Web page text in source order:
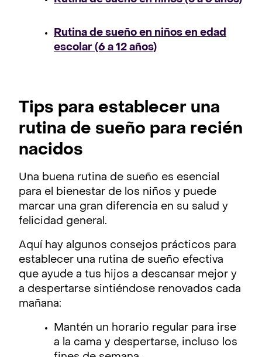
Rutina de sueño en niños en edad
escolar (6 a 12 años)
Tips para establecer una
rutina de sueño para recién
nacidos
Una buena rutina de sueño es esencial
para el bienestar de los niños y puede
marcar una gran diferencia en su salud y
felicidad general.
Aquí hay algunos consejos prácticos para
establecer una rutina de sueño efectiva
que ayude a tus hijos a descansar mejor y
a despertarse sintiéndose renovados cada
mañana:
Mantén un horario regular para irse
a la cama y despertarse, incluso los